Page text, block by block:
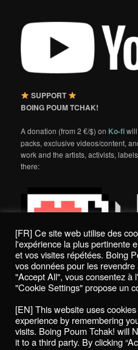
SUPPORT
BOING POUM TCHAK!
A donation (from 2 €/$) on Ko-fi
packs, exclusive videos/content,
work and the artists, activists,
there:
Politique de confidentialité /
Boing Poum Tchak! - 2022
[FR] Ce site web utilise des
l'expérience la plus pertinente
et vos visites répétées. Boing
vos données pour les
"Accept All", vous consentez à
"Cookie Settings" propose un
[EN] This website uses
experience by remembering
visits. Boing Poum Tchak! will
it to a third party. By clicking